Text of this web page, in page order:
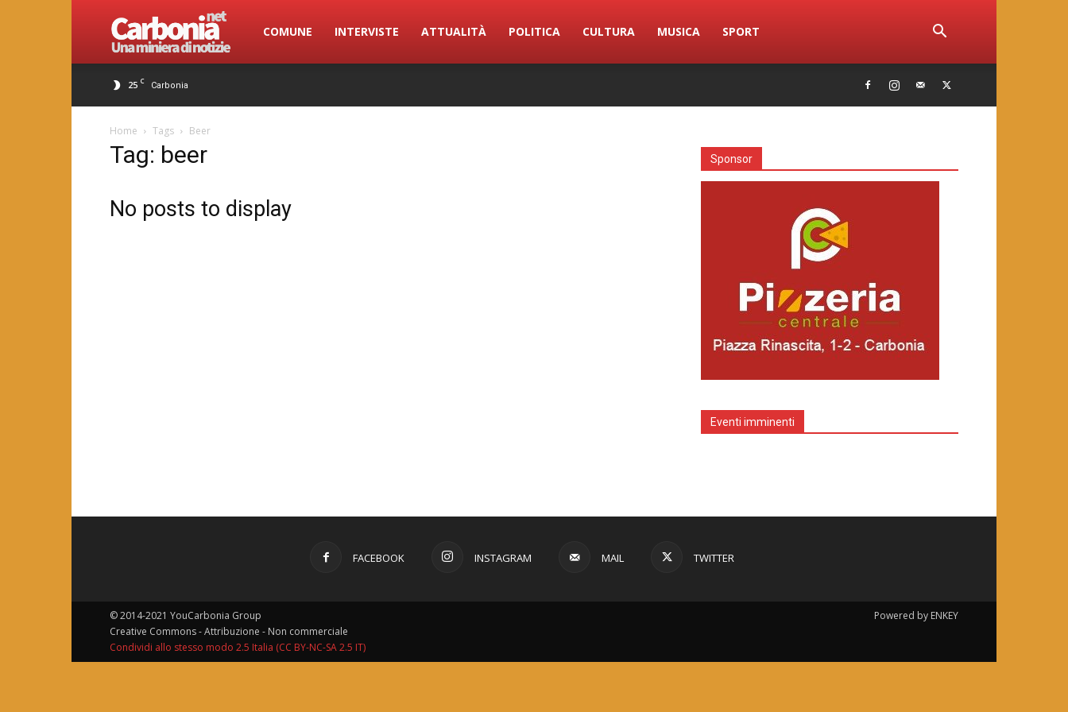
Carbonia.net
COMUNE INTERVISTE ATTUALITÀ POLITICA CULTURA MUSICA SPORT
25 C Carbonia
Home Tags Beer
Tag: beer
No posts to display
Sponsor
Eventi imminenti
FACEBOOK INSTAGRAM MAIL TWITTER
Powered by ENKEY
© 2014-2021 YouCarbonia Group
Creative Commons - Attribuzione - Non commerciale
Condividi allo stesso modo 2.5 Italia (CC BY-NC-SA 2.5 IT)